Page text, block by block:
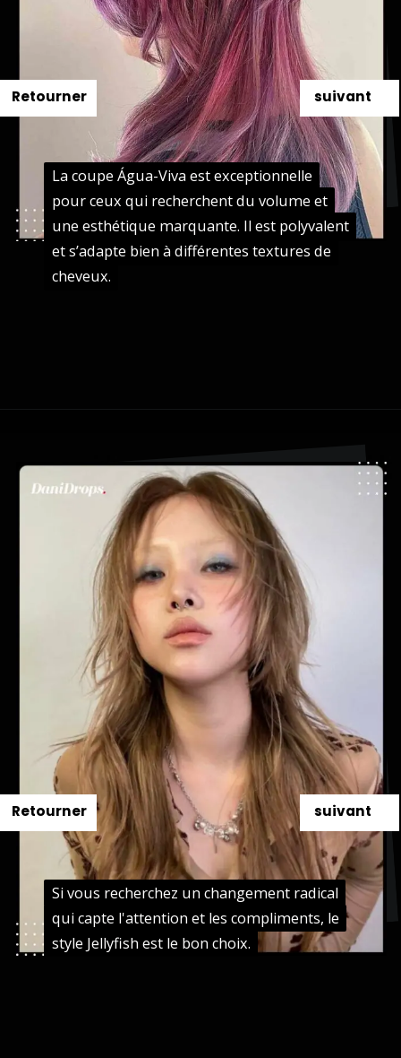
La coupe Água-Viva est exceptionnelle
pour ceux qui recherchent du volume et
une esthétique marquante. Il est polyvalent
et s’adapte bien à différentes textures de
cheveux.
La coupe Água-Viva est exceptionnelle
pour ceux qui recherchent du volume et
une esthétique marquante. Il est polyvalent
et s’adapte bien à différentes textures de
cheveux.
suivant
Retourner
Si vous recherchez un changement radical
qui capte l'attention et les compliments, le
style Jellyfish est le bon choix.
Si vous recherchez un changement radical
qui capte l'attention et les compliments, le
style Jellyfish est le bon choix.
suivant
Retourner